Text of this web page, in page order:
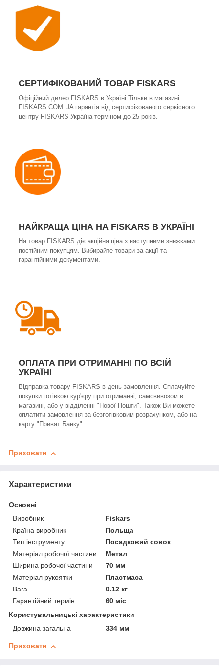
СЕРТИФІКОВАНИЙ ТОВАР FISKARS
Офіційний дилер FISKARS в Україні Тільки в магазині
FISKARS.COM.UA гарантія від сертифікованого сервісного
центру FISKARS Україна терміном до 25 років.
НАЙКРАЩА ЦІНА НА FISKARS В УКРАЇНІ
На товар FISKARS діє акційна ціна з наступними знижками
постійним покупцям. Вибирайте товари за акції та
гарантійними документами.
ОПЛАТА ПРИ ОТРИМАННІ ПО ВСІЙ
УКРАЇНІ
Відправка товару FISKARS в день замовлення. Сплачуйте
покупки готівкою кур'єру при отриманні, самовивозом в
магазині, або у відділенні "Нової Пошти". Також Ви можете
оплатити замовлення за безготівковим розрахунком, або на
карту "Приват Банку".
Приховати
Характеристики
Основні
Виробник
Fiskars
Країна виробник
Польща
Тип інструменту
Посадковий совок
Матеріал робочої частини
Метал
Ширина робочої частини
70 мм
Матеріал рукоятки
Пластмаса
Вага
0.12 кг
Гарантійний термін
60 міс
Користувальницькі характеристики
Довжина загальна
334 мм
Приховати